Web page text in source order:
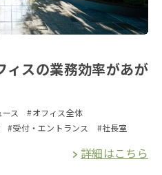
ィスの業務効率があが
ス
#オフィス全体
#受付・エントランス #社長室
詳細はこちら